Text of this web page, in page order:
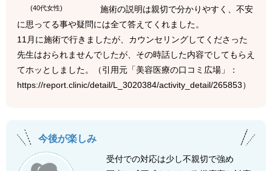
(40代女性)
施術の説明は親切で分かりやすく、不安
に思ってる事や疑問には全て答えてくれました。
11月に施術で行きましたが、カウンセリングしてくださった
先生はおられませんでしたが、その時話した内容でしてもらえ
てホッとしました。（引用元「美容医療の口コミ広場」：
https://report.clinic/detail/L_3020384/activity_detail/265853）
今後が楽しみ
受付での対応は少し不親切で強め